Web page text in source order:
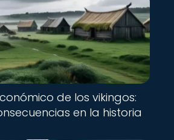
de los vikingos:
en la historia